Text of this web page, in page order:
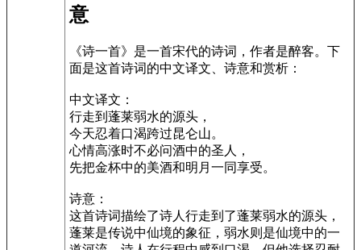
意
《诗一首》是一首宋代的诗词，作者是醉客。下
面是这首诗词的中文译文、诗意和赏析：
中文译文：
行走到蓬莱弱水的源头，
今天忍着口渴跨过昆仑山。
心情高涨时不必问酒中的圣人，
先把金杯中的美酒和明月一同享受。
诗意：
这首诗词描绘了诗人行走到了蓬莱弱水的源头，
蓬莱是传说中仙境的象征，弱水则是仙境中的一